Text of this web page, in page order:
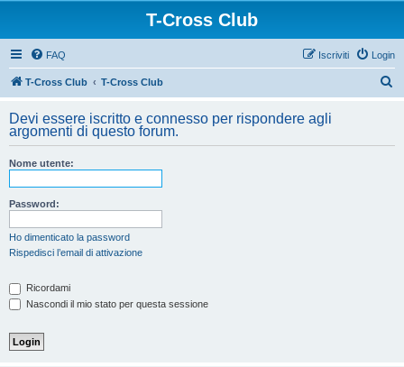
T-Cross Club
FAQ Login
Iscriviti
T-Cross Club T-Cross Club
c
Devi essere iscritto e connesso per rispondere agli
argomenti di questo forum.
Nome utente:
Password:
Ho dimenticato la password
Rispedisci l’email di attivazione
Ricordami
Nascondi il mio stato per questa sessione